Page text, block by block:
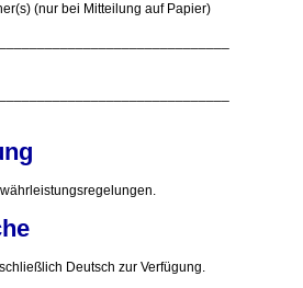
(nur bei Mitteilung auf Papier)
Deutsch zur Verfügung.